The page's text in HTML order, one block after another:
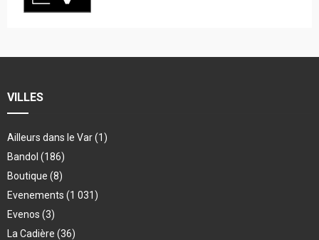
VILLES
Ailleurs dans le Var(1)
Bandol (186)
Boutique (8)
Evenements (1 031)
Evenos (3)
La Cadière (36)